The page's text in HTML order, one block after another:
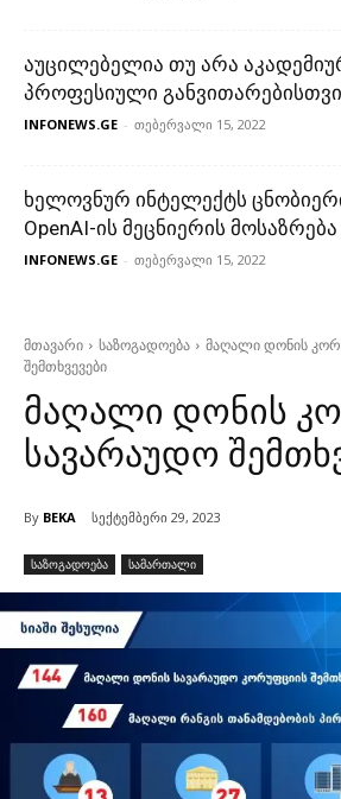
აუცილებელია თუ არა
პროფესიული
INFONEWS.GE - თებერვალი 15, 2022
ხელოვნურ ინტელექტს
OpenAI-ის მეცნიერის მოსაზრება
INFONEWS.GE - თებერვალი 15, 2022